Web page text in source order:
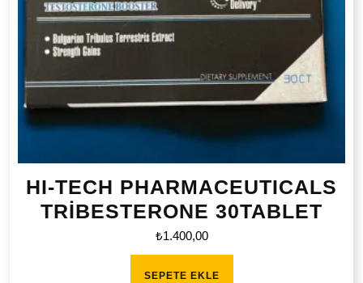
HI-TECH PHARMACEUTICALS
TRİBESTERONE 30TABLET
₺1.400,00
SEPETE EKLE